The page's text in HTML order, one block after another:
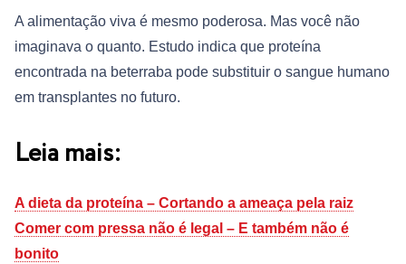
A alimentação viva é mesmo poderosa. Mas você não
imaginava o quanto. Estudo indica que proteína
encontrada na beterraba pode substituir o sangue humano
em transplantes no futuro.
Leia mais:
A dieta da proteína – Cortando a ameaça pela raiz
Comer com pressa não é legal – E também não é
bonito